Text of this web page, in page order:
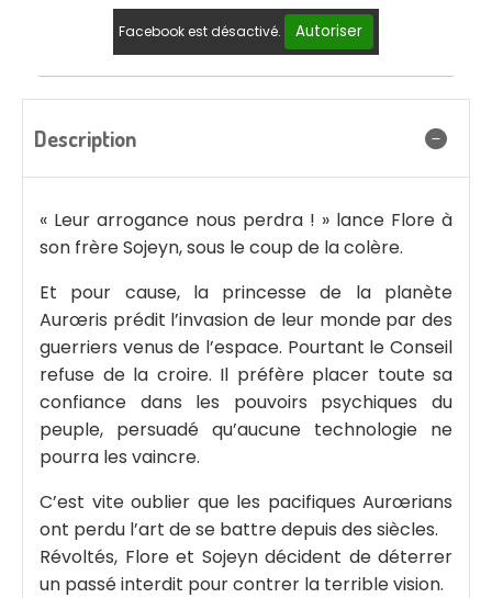
Facebook est désactivé. Autoriser
Description
« Leur arrogance nous perdra ! » lance Flore à
son frère Sojeyn, sous le coup de la colère.
Et pour cause, la princesse de la planète
Aurœris prédit l’invasion de leur monde par des
guerriers venus de l’espace. Pourtant le Conseil
refuse de la croire. Il préfère placer toute sa
confiance dans les pouvoirs psychiques du
peuple, persuadé qu’aucune technologie ne
pourra les vaincre.
C’est vite oublier que les pacifiques Aurœrians
ont perdu l’art de se battre depuis des siècles.
Révoltés, Flore et Sojeyn décident de déterrer
un passé interdit pour contrer la terrible vision.